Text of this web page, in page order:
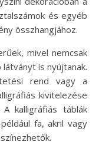
és egyéb
összhangjához.
mivel nemcsak
is nyújtanak.
rend vagy a
kivitelezése
kalligráfiás táblák
fa, akril vagy